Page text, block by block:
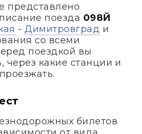
представлено
поезда 098Й
-Димитровград и
со всеми
поездкой вы
через какие станции и
билетов